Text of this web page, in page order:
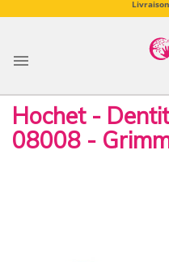

Hochet -
08008 -